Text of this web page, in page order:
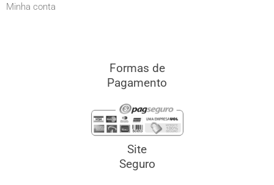
Minha conta
Formas de
Pagamento
Site
Seguro